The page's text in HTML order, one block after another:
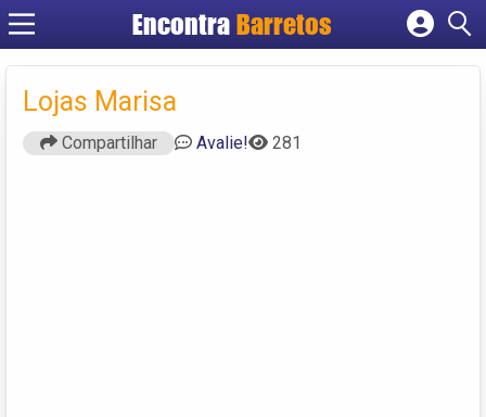
Encontra Barretos
Cadastrar empresa
Lojas Marisa
Compartilhar Avalie! 281